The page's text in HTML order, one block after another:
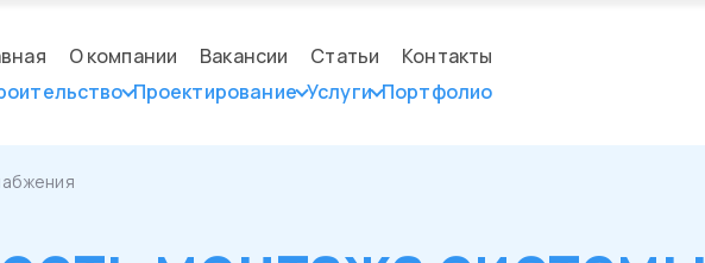
О компании Вакансии Статьи
Контакты
Проектирование Услуги Портфолио